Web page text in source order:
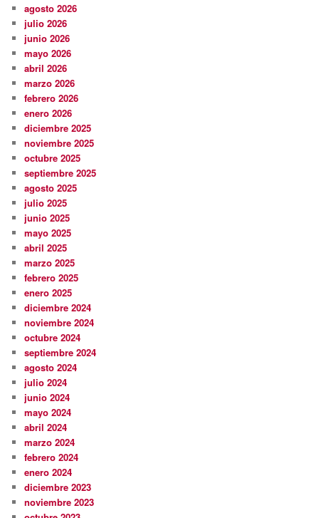
agosto 2026
julio 2026
junio 2026
mayo 2026
abril 2026
marzo 2026
febrero 2026
enero 2026
diciembre 2025
noviembre 2025
octubre 2025
septiembre 2025
agosto 2025
julio 2025
junio 2025
mayo 2025
abril 2025
marzo 2025
febrero 2025
enero 2025
diciembre 2024
noviembre 2024
octubre 2024
septiembre 2024
agosto 2024
julio 2024
junio 2024
mayo 2024
abril 2024
marzo 2024
febrero 2024
enero 2024
diciembre 2023
noviembre 2023